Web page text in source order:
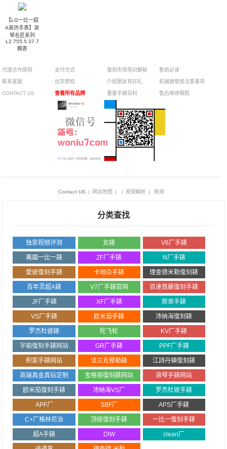
【LG一比一超
A高仿手表】浪
琴名匠系列
L2.755.5.37.7
腕表
代理合作原则
联系客服
CONTACT US
支付方式
出货质检
查看所有品牌
復刻市场常识解秘
介绍朋友有好礼
重要手錶百科
售前必读
机械錶使用注意事项
售后维修细则
Contact US 网站地图 视频解析 新闻
分类查找
独家视频评测 女錶 V6厂手錶
萬國一比一錶 ZF厂手錶 N厂手錶
愛彼復刻手錶 卡地亞手錶 理查德米勒復刻錶
百年灵超A錶 V7厂手錶官网 百達翡麗復刻手錶
JF厂手錶 XF厂手錶 原单手錶
VS厂手錶 欧米茄手錶 沛納海復刻錶
罗杰杜彼錶 陀飞轮 KV厂手錶
宇舶復刻手錶网站 GR厂手錶 PPF厂手錶
积家手錶网站 法兰克穆勒錶 江詩丹頓復刻錶
高端真金真钻定制 宝格丽復刻錶网站 浪琴手錶网站
欧米茄復刻手錶 沛納海VS厂 罗杰杜彼手錶
APF厂 SBF厂 APS厂手錶
C+厂格林尼治 顶级復刻手錶 一比一復刻手錶
超A手錶 DIW clean厂